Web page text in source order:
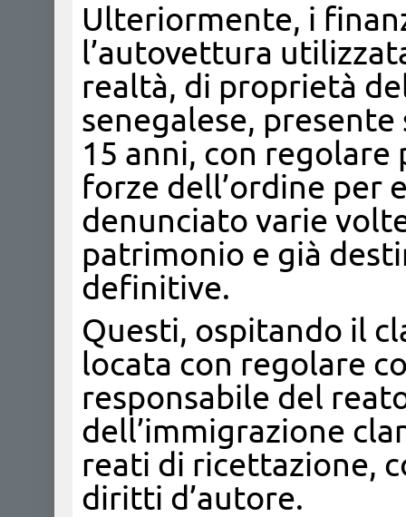
Ulteriormente, i
l’autovettura
realtà, di proprietà
senegalese,
15 anni, con
forze dell’ordine per
denunciato varie
patrimonio e già
definitive.
Questi, ospitando il
locata con regolare
responsabile del
dell’immigrazione
reati di ricettazione,
diritti d’autore.